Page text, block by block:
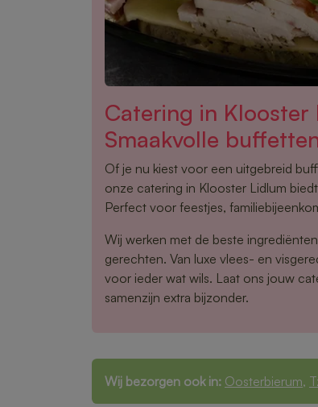
Catering in
Smaakvolle
Of je nu kiest voor een uitgebreid
onze catering in Klooster Lidlum
Perfect voor feestjes,
Wij werken met de beste
gerechten. Van luxe vlees- en
voor ieder wat wils. Laat ons jouw
samenzijn extra bijzonder.
Wij bezorgen ook in: Oosterbierum,